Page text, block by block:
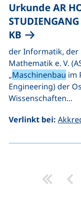
Urkunde AR
KB(öffnet
der Informatik, der
Mathematik e. V.
„Maschinenbau im
Engineering) der
Wissenschaften...
Verlinkt bei: